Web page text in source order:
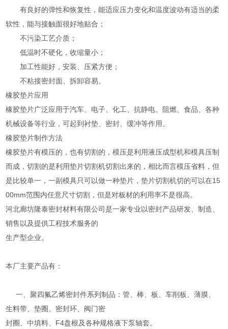
有良好的弹性和恢复性，能适应压力变化和温度波动有适当的柔
软性，能与接触面很好地贴合；
不污染工艺介质；
低温时不硬化，收缩量小；
加工性能好，安装、压紧方便；
不粘接密封面、拆卸容易。
橡胶垫片应用
橡胶垫片广泛应用于汽车、电子、化工、抗静电、阻燃、食品、各种
机械设备等行业，可起到衬垫、密封、缓冲等作用。
橡胶垫片制作方法
橡胶垫片有模压的，也有切割的，模压是利用液压成型机和模具压制
而成，切割的是利用垫片切割机切割出来的，相比而言模压省料，但
是比较单一，一副模具只可以做一种垫片，垫片切割机切的可以在15
00mm范围内任意尺寸切割，但是对板材的利用率不是很高。
河北廊坊隆泰密封材料有限公司是一家专业以密封产品研发、制造、
销售以及提供工程技术服务的
生产型企业。
本厂主要产品有：
一、聚四氟乙烯密封件系列制品：管、棒、板、车削板、薄膜、
生料带、垫圈、密封环、阀门密
封圈、中填料、F4盘根及各种规格液下泵轴套。